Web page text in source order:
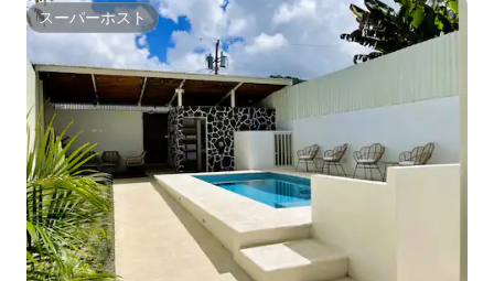
スーパーホスト
スーパーホスト